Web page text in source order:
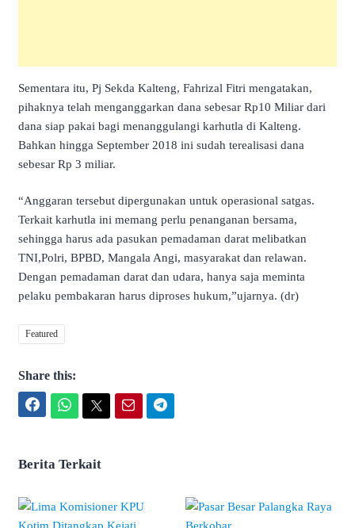
Sementara itu, Pj Sekda Kalteng, Fahrizal Fitri mengatakan,
pihaknya telah menganggarkan dana sebesar Rp10 Miliar dari
dana siap pakai bagi menanggulangi karhutla di Kalteng.
Bahkan hingga September 2018 ini sudah terealisasi dana
sebesar Rp 3 miliar.
“Anggaran tersebut dipergunakan untuk operasional satgas.
Terkait karhutla ini memang perlu penanganan bersama,
sehingga harus ada pasukan pemadaman darat melibatkan
TNI,Polri, BPBD, Mangala Angi, masyarakat dan relawan.
Dengan pemadaman darat dan udara, hanya saja meminta
pelaku pembakaran harus diproses hukum,”ujarnya. (dr)
Featured
Share this:
Berita Terkait